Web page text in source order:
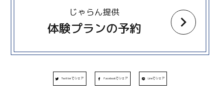
体験プランの予約
じゃらん提供
Twitterでシェア Facebookでシェア Lineでシェア